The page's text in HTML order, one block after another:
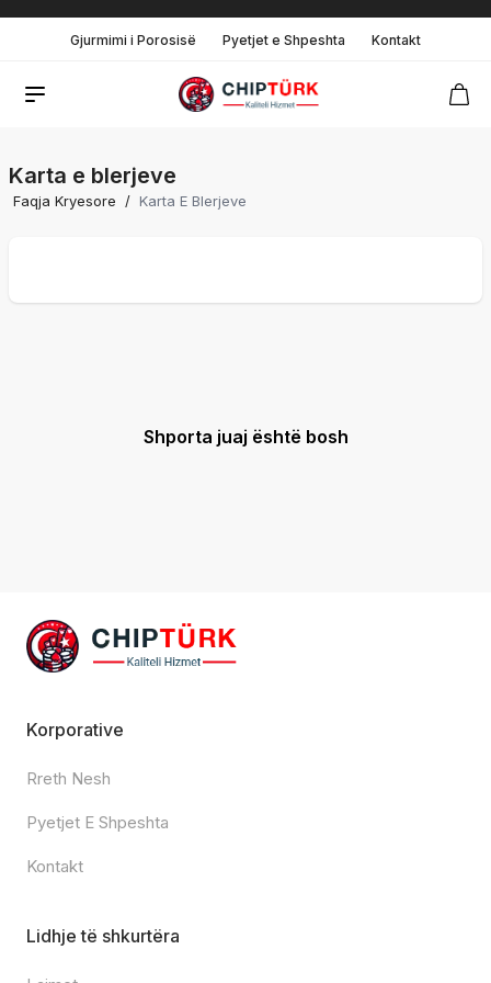
Gjurmimi i Porosisë Pyetjet e Shpeshta Kontakt
Karta e blerjeve
Faqja Kryesore / Karta E Blerjeve
Shporta juaj është bosh
Korporative
Rreth Nesh
Pyetjet E Shpeshta
Kontakt
Lidhje të shkurtëra